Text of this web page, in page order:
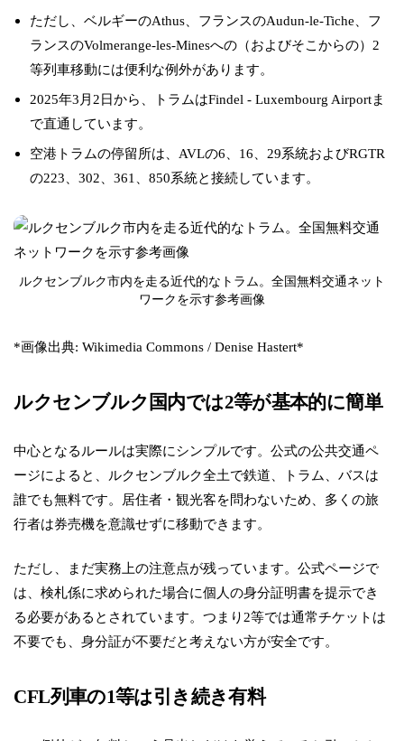
ただし、ベルギーのAthus、フランスのAudun-le-Tiche、フ
ランスのVolmerange-les-Minesへの（およびそこからの）2
等列車移動には便利な例外があります。
2025年3月2日から、トラムはFindel - Luxembourg Airportま
で直通しています。
空港トラムの停留所は、AVLの6、16、29系統およびRGTR
の223、302、361、850系統と接続しています。
ルクセンブルク市内を走る近代的なトラム。全国無料交通ネット
ワークを示す参考画像
*画像出典: Wikimedia Commons / Denise Hastert*
ルクセンブルク国内では2等が基本的に簡単
中心となるルールは実際にシンプルです。公式の公共交通ペ
ージによると、ルクセンブルク全土で鉄道、トラム、バスは
誰でも無料です。居住者・観光客を問わないため、多くの旅
行者は券売機を意識せずに移動できます。
ただし、まだ実務上の注意点が残っています。公式ページで
は、検札係に求められた場合に個人の身分証明書を提示でき
る必要があるとされています。つまり2等では通常チケットは
不要でも、身分証が不要だと考えない方が安全です。
CFL列車の1等は引き続き有料